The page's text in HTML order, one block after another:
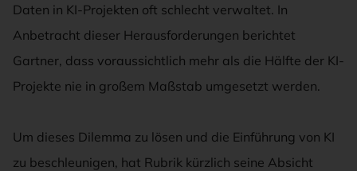
Daten in KI-Projekten oft schlecht verwaltet. In
Anbetracht dieser Herausforderungen berichtet
Gartner, dass voraussichtlich mehr als die Hälfte der KI-
Projekte nie in großem Maßstab umgesetzt werden.
Um dieses Dilemma zu lösen und die Einführung von KI
zu beschleunigen, hat Rubrik kürzlich seine Absicht